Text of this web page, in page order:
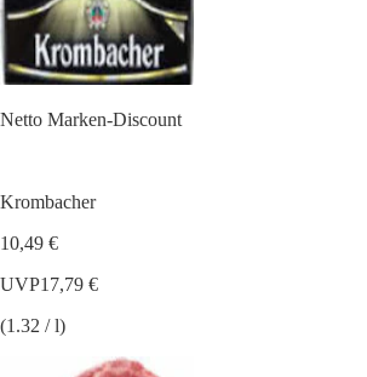
Netto Marken-Discount
Krombacher
10,49 €
UVP17,79 €
(1.32 / l)